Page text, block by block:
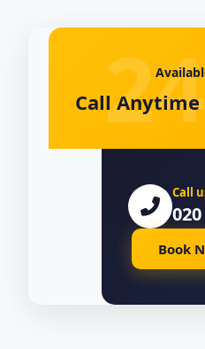
Call
Call
020
Book